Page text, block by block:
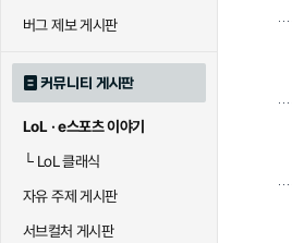
버그 제보 게시판
커뮤니티 게시판
LoL · e스포츠 이야기
└LoL 클래식
자유 주제 게시판
서브컬처 게시판